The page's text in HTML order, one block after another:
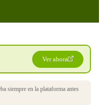
Ver ahora
siempre en la plataforma antes